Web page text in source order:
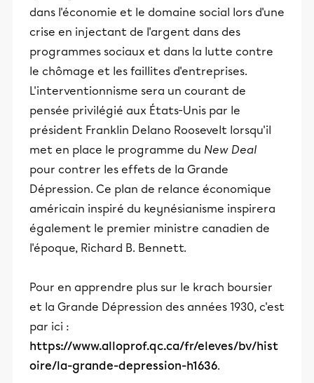
dans l'économie et le domaine social lors d'une
crise en injectant de l'argent dans des
programmes sociaux et dans la lutte contre
le chômage et les faillites d'entreprises.
L'interventionnisme sera un courant de
pensée privilégié aux États-Unis par le
président Franklin Delano Roosevelt lorsqu'il
met en place le programme du New Deal
pour contrer les effets de la Grande
Dépression. Ce plan de relance économique
américain inspiré du keynésianisme inspirera
également le premier ministre canadien de
l'époque, Richard B. Bennett.
Pour en apprendre plus sur le krach boursier
et la Grande Dépression des années 1930, c'est
par ici :
https://www.alloprof.qc.ca/fr/eleves/bv/hist
oire/la-grande-depression-h1636.